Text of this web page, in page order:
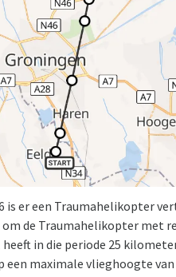
is er een Traumahelikopter
de Traumahelikopter met
in die periode 25
een maximale vlieghoogte van